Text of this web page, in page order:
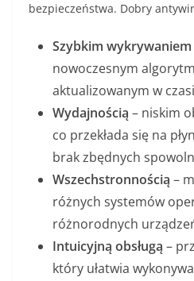
bezpieczeństwa. Dobry
Szybkim wykrywaniem
nowoczesnym
aktualizowanym w
Wydajnością – niskim
co przekłada się na
brak zbędnych
Wszechstronnością –
różnych systemów
różnorodnych
Intuicyjną obsługą –
który ułatwia